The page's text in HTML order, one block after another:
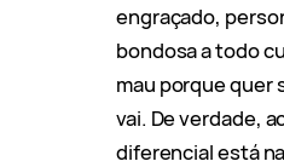
engraçado,
bondosa a todo
mau porque quer
vai. De verdade,
diferencial está